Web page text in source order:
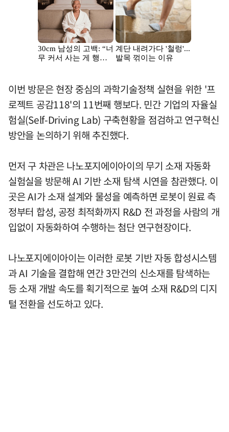
이번 방문은 현장 중심의 과학기술정책 실현을 위한 '프
로젝트 공감118'의 11번째 행보다. 민간 기업의 자율실
험실(Self-Driving Lab) 구축현황을 점검하고 연구혁신
방안을 논의하기 위해 추진했다.
먼저 구 차관은 나노포지에이아이의 무기 소재 자동화
실험실을 방문해 AI 기반 소재 탐색 시연을 참관했다. 이
곳은 AI가 소재 설계와 물성을 예측하면 로봇이 원료 측
정부터 합성, 공정 최적화까지 R&D 전 과정을 사람의 개
입없이 자동화하여 수행하는 첨단 연구현장이다.
나노포지에이아이는 이러한 로봇 기반 자동 합성시스템
과 AI 기술을 결합해 연간 3만건의 신소재를 탐색하는
등 소재 개발 속도를 획기적으로 높여 소재 R&D의 디지
털 전환을 선도하고 있다.